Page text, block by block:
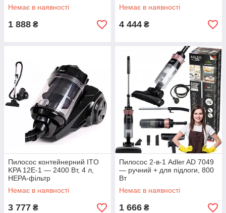
Немає в наявності
1 888 ₴
Немає в наявності
4 444 ₴
Пилосос контейнерний ITO
KPA 12E-1 — 2400 Вт, 4 л,
HEPA-фільтр
Немає в наявності
3 777 ₴
Пилосос 2-в-1 Adler AD 7049
— ручний + для підлоги, 800
Вт
Немає в наявності
1 666 ₴